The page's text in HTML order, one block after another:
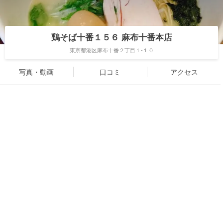
鶏そば十番１５６ 麻布十番本店
東京都港区麻布十番２丁目１-１０
写真・動画 口コミ アクセス